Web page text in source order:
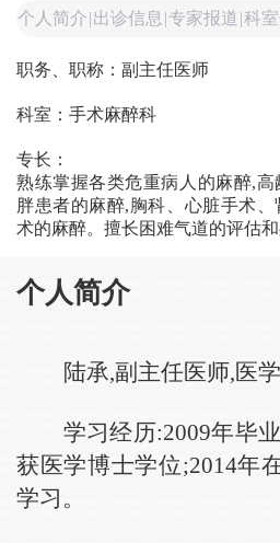
个人简介|出诊信息 |专家报道 |科
职务、职称：副主任医师
科室：手术麻醉科
专长：
熟练掌握各类危重病人的麻醉,
胖患者的麻醉,胸科、心脏手术
术的麻醉。擅长困难气道的评估和
个人简介
陆承,副主任医师,医学
学习经历:2009年毕
获医学博士学位;2014年
学习。